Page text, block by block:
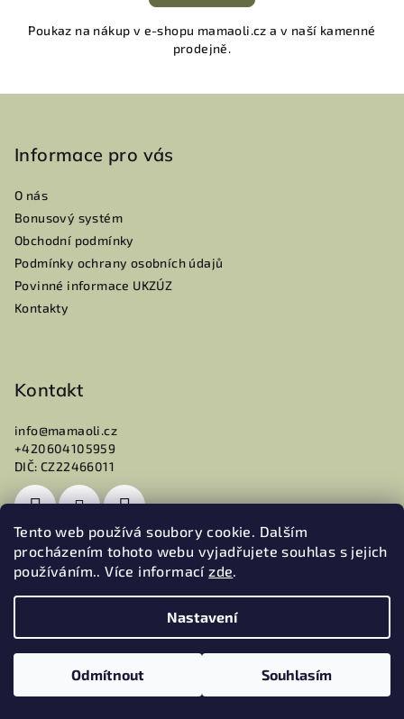
Tento web používá soubory cookie. Dalším
procházením tohoto webu vyjadřujete souhlas s jejich
používáním.. Více informacízde.
Nastavení
Odmítnout Souhlasím
Poukaz na nákup v e-shopu mamaoli.cz a v naší kamenné
prodejně.
Informace pro vás
O nás
Bonusový systém
Obchodní podmínky
Podmínky ochrany osobních údajů
Povinné informace UKZÚZ
Kontakty
Kontakt
info@mamaoli.cz
+420604105959
DIČ: CZ22466011
Přijímáme online platby